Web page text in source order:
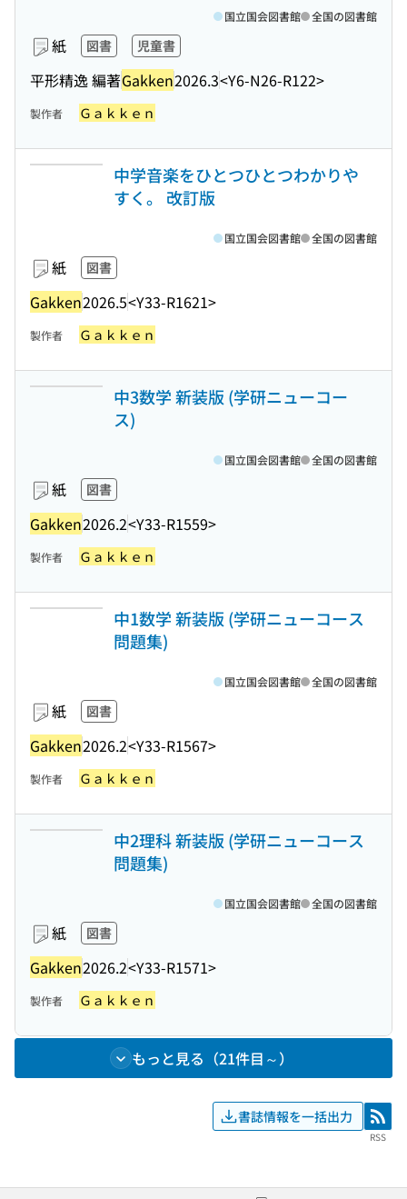
紙 図書 児童書
平形精逸 編著Gakken2026.3<Y6-N26-R122>
国立国会図書館 全国の図書館
製作者 Ｇａｋｋｅｎ
中学音楽をひとつひとつわかりや
すく。 改訂版
紙 図書
Gakken2026.5<Y33-R1621>
国立国会図書館 全国の図書館
製作者 Ｇａｋｋｅｎ
中3数学 新装版 (学研ニューコー
ス)
紙 図書
Gakken2026.2<Y33-R1559>
国立国会図書館 全国の図書館
製作者 Ｇａｋｋｅｎ
中1数学 新装版 (学研ニューコース
問題集)
紙 図書
Gakken2026.2<Y33-R1567>
国立国会図書館 全国の図書館
製作者 Ｇａｋｋｅｎ
中2理科 新装版 (学研ニューコース
問題集)
紙 図書
Gakken2026.2<Y33-R1571>
国立国会図書館 全国の図書館
製作者 Ｇａｋｋｅｎ
もっと見る（21件目～）
書誌情報を一括出力 RSS
RSS